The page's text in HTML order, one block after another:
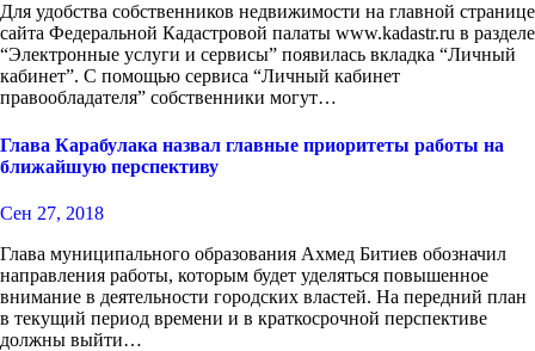
Для удобства собственников недвижимости на главной странице
сайта Федеральной Кадастровой палаты www.kadastr.ru в разделе
“Электронные услуги и сервисы” появилась вкладка “Личный
кабинет”. С помощью сервиса “Личный кабинет
правообладателя” собственники могут…
Глава Карабулака назвал главные приоритеты работы на
ближайшую перспективу
Сен 27, 2018
Глава муниципального образования Ахмед Битиев обозначил
направления работы, которым будет уделяться повышенное
внимание в деятельности городских властей. На передний план
в текущий период времени и в краткосрочной перспективе
должны выйти…